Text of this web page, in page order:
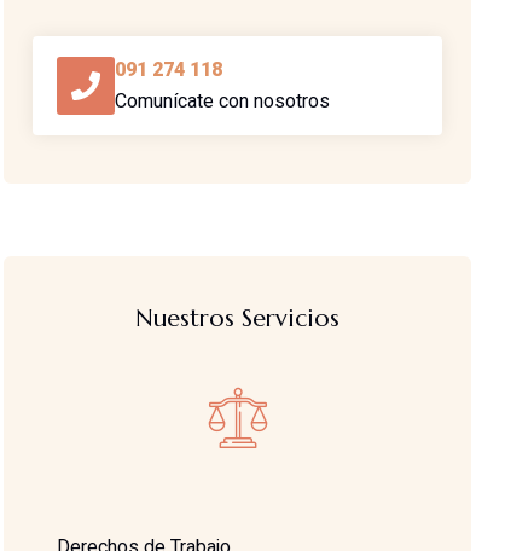
091 274 118
Comunícate con nosotros
Nuestros Servicios
Derechos de Trabajo